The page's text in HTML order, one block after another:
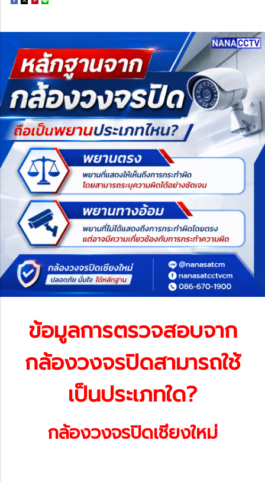
ข้อมูลการตรวจสอบจาก
กล้องวงจรปิดสามารถใช้
เป็นประเภทใด?
กล้องวงจรปิดเชียงใหม่